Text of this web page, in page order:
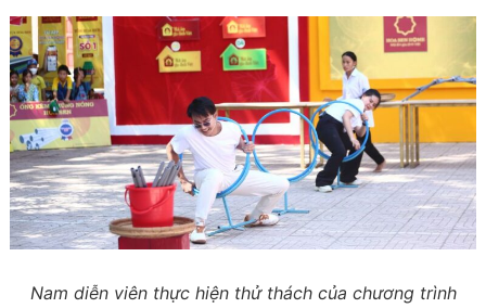
Nam diễn viên thực hiện thử thách của chương trình